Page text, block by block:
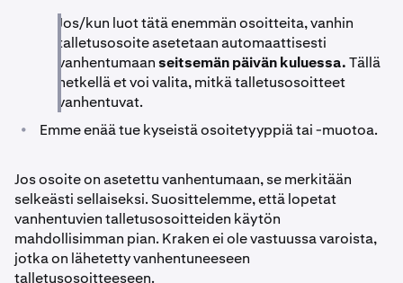
Jos/kun luot tätä enemmän osoitteita, vanhin
talletusosoite asetetaan automaattisesti
vanhentumaanseitsemän päivän kuluessa.Tällä
hetkellä et voi valita, mitkä talletusosoitteet
vanhentuvat.
• Emme enää tue kyseistä osoitetyyppiä tai -muotoa.
Jos osoite on asetettu vanhentumaan, se merkitään
selkeästi sellaiseksi. Suosittelemme, että lopetat
vanhentuvien talletusosoitteiden käytön
mahdollisimman pian. Kraken ei ole vastuussa varoista,
jotka on lähetetty vanhentuneeseen
talletusosoitteeseen.